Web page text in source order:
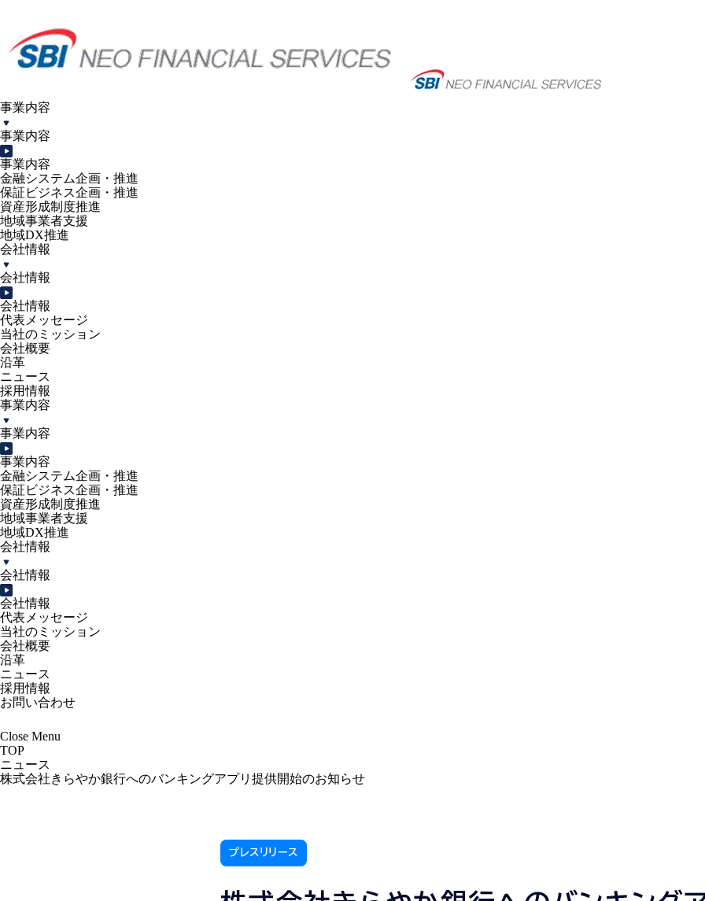
事業内容
事業内容
事業内容
金融システム企画・推進
保証ビジネス企画・推進
資産形成制度推進
地域事業者支援
地域DX推進
会社情報
会社情報
会社情報
代表メッセージ
当社のミッション
会社概要
沿革
ニュース
採用情報
事業内容
事業内容
事業内容
金融システム企画・推進
保証ビジネス企画・推進
資産形成制度推進
地域事業者支援
地域DX推進
会社情報
会社情報
会社情報
代表メッセージ
当社のミッション
会社概要
沿革
ニュース
採用情報
お問い合わせ
Close Menu
TOP
ニュース
株式会社きらやか銀行へのバンキングアプリ提供開始のお知らせ
プレスリリース